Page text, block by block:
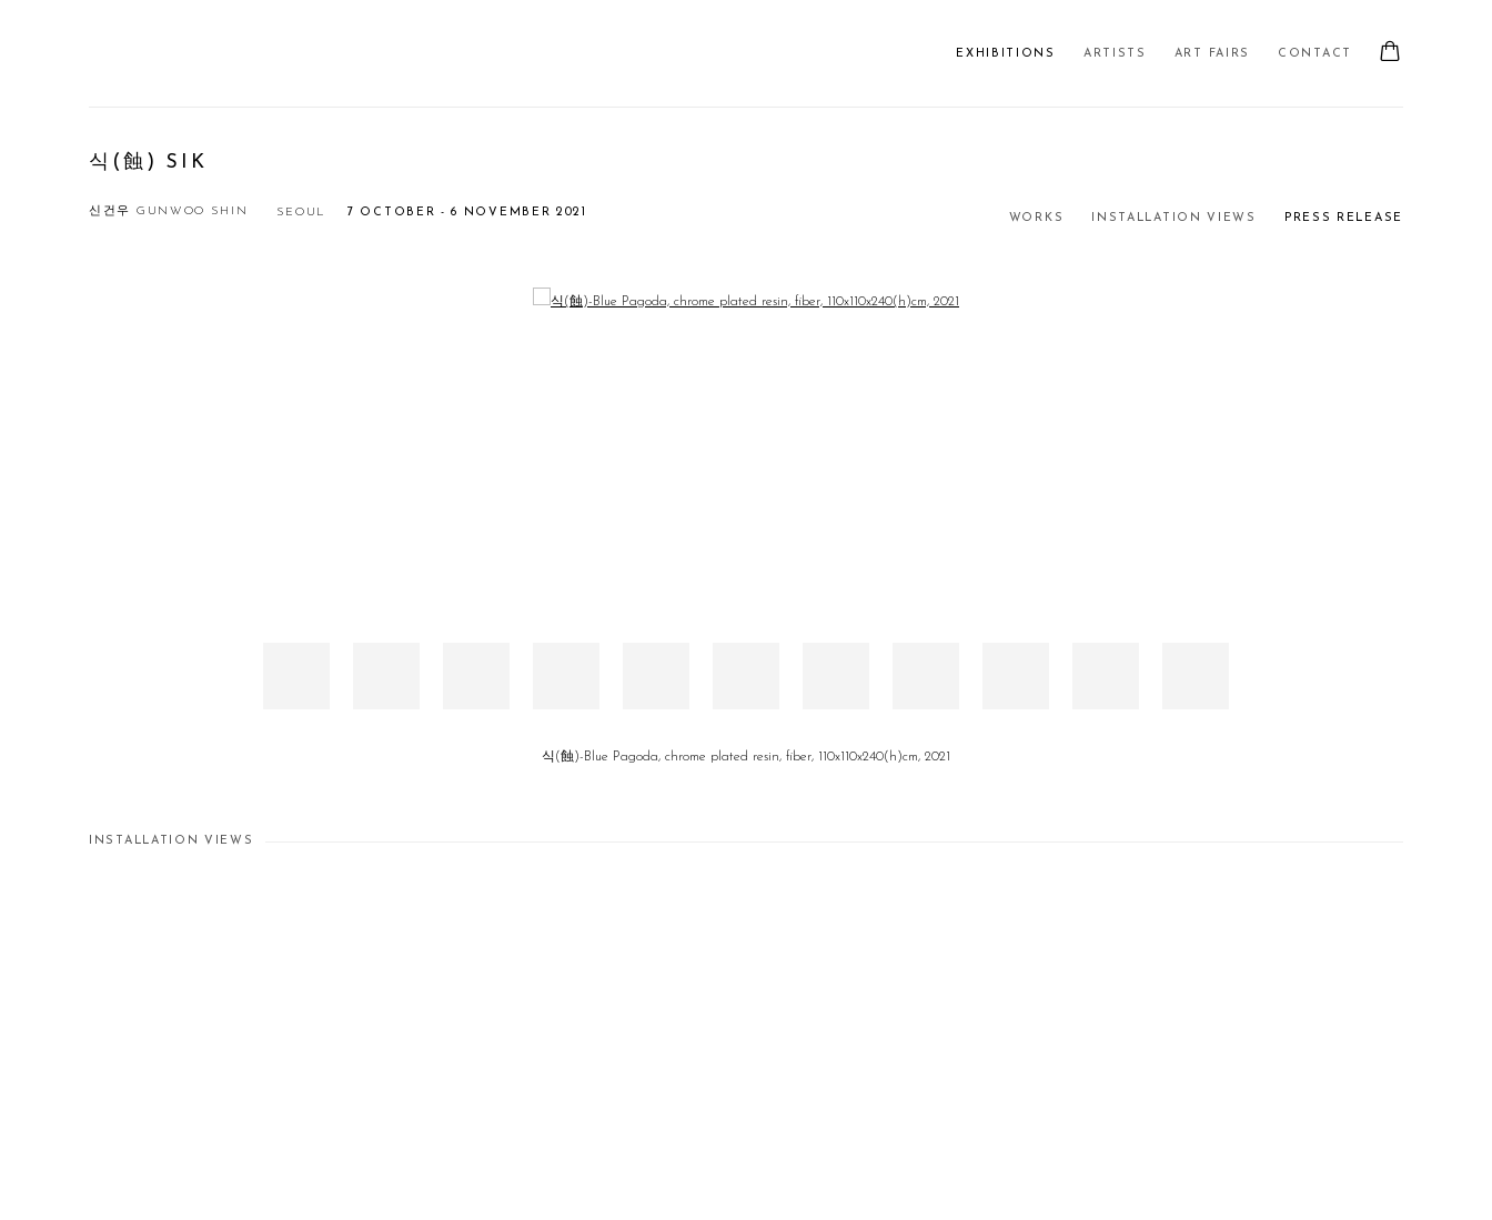
EXHIBITIONS ARTISTS ART FAIRS CONTACT
식(蝕) SIK
신건우 GUNWOO SHIN 7 OCTOBER - 6 NOVEMBER 2021
SEOUL WORKS INSTALLATION VIEWS PRESS RELEASE
식(蝕)-Blue Pagoda, chrome plated resin, fiber, 110x110x240(h)cm, 2021
INSTALLATION VIEWS